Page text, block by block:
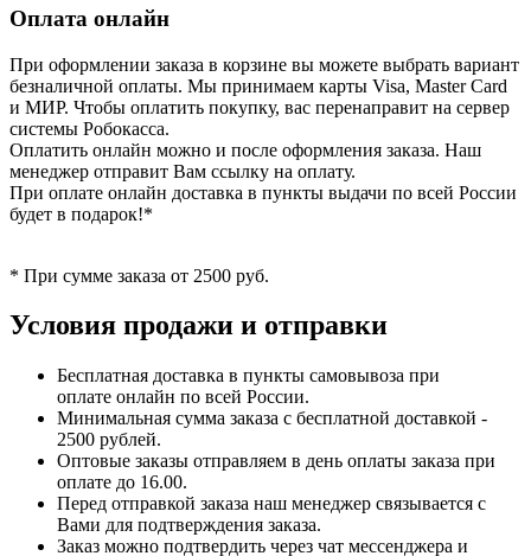
Оплата онлайн
При оформлении заказа в корзине вы можете выбрать вариант
безналичной оплаты. Мы принимаем карты Visa, Master Card
и МИР. Чтобы оплатить покупку, вас перенаправит на сервер
системы Робокасса.
Оплатить онлайн можно и после оформления заказа. Наш
менеджер отправит Вам ссылку на оплату.
При оплате онлайн доставка в пункты выдачи по всей России
будет в подарок!*
* При сумме заказа от 2500 руб.
Условия продажи и отправки
Бесплатная доставка в пункты самовывоза при
оплате онлайн по всей России.
Минимальная сумма заказа с бесплатной доставкой -
2500 рублей.
Оптовые заказы отправляем в день оплаты заказа при
оплате до 16.00.
Перед отправкой заказа наш менеджер связывается с
Вами для подтверждения заказа.
Заказ можно подтвердить через чат мессенджера и